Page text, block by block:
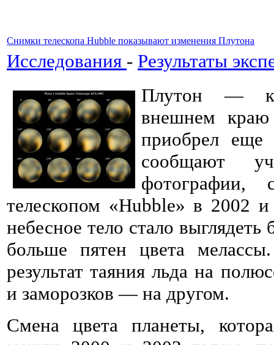
Снимки телескопа Hubble показывают изменения Плутона
Исследования - Результаты
Плутон —
внешнем
приобрел еще
сообщают
фотографии,
телескопом «Hubble» в 2002
небесное тело стало
больше пятен цвета
результат таяния льда на
и заморозков — на другом.
Смена цвета планеты,